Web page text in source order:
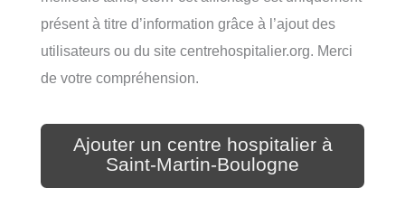
présent à titre d’information grâce à l’ajout des
utilisateurs ou du site centrehospitalier.org. Merci
de votre compréhension.
Ajouter un centre hospitalier à
Saint-Martin-Boulogne